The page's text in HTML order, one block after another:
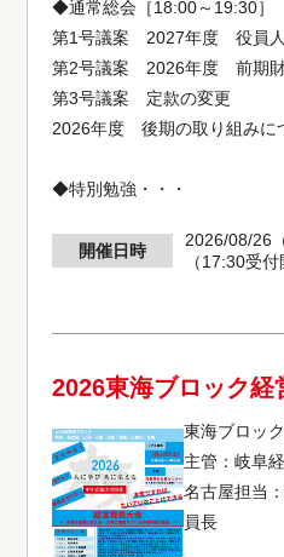
◆通常総会［18:00～19:30］
第1号議案 2027年度 役員
第2号議案 2026年度 前期
第3号議案 定款の変更
2026年度 後期の取り組みに
◆特別勉強・・・
開催日時
2026/08/26
（17:30受付
2026東海ブロック経
東海ブロッ
主管：岐阜
名古屋担当
員長